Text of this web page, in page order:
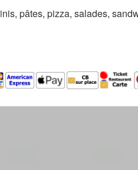
pâtes, pizza, salades,